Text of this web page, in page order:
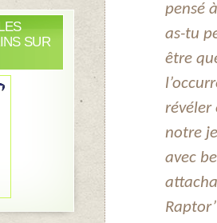
pensé
as-tu
être
révéler
notre
avec
Raptor’
SUR